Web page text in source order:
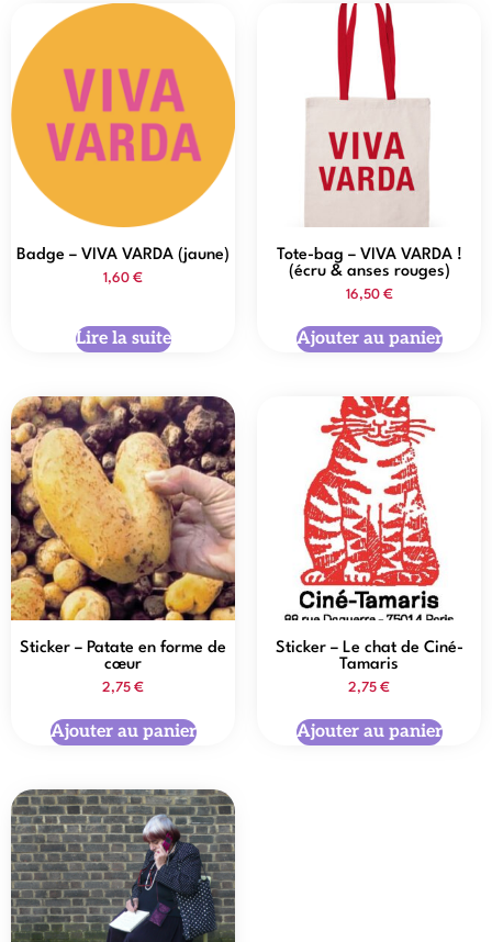
Badge – VIVA VARDA (jaune)
1,60 €
Lire la suite
Tote-bag – VIVA VARDA !
(écru & anses rouges)
16,50 €
Ajouter au panier
Sticker – Patate en forme de
cœur
2,75 €
Ajouter au panier
Sticker – Le chat de Ciné-
Tamaris
2,75 €
Ajouter au panier